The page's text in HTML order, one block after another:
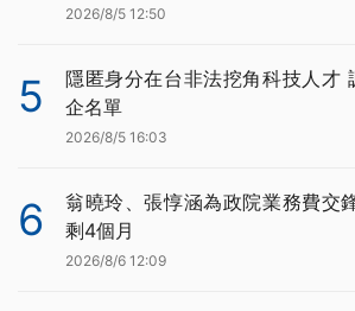
2026/8/5 12:50
5
隱匿身分在台非法挖角科技人才
企名單
2026/8/5 16:03
6
翁曉玲、張惇涵為政院業務費交
剩4個月
2026/8/6 12:09